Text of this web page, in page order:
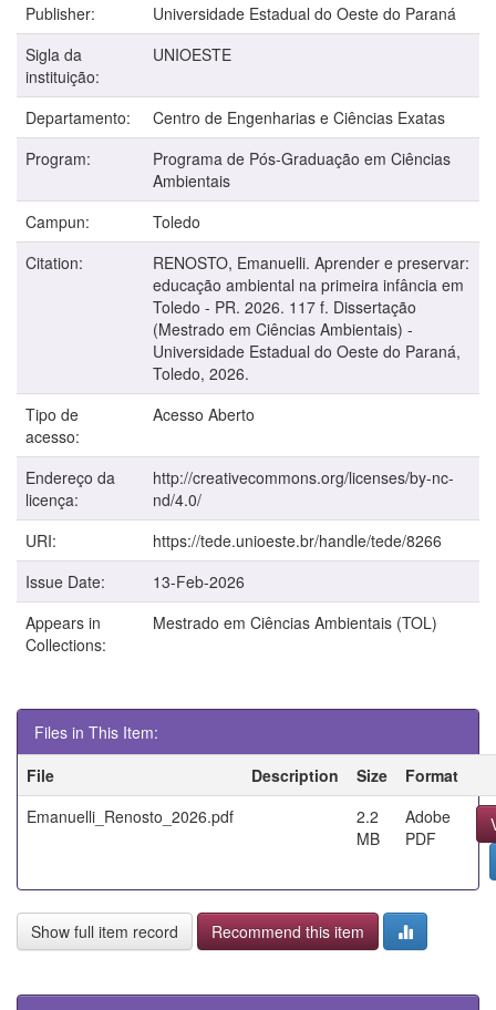
Publisher:
Universidade Estadual do Oeste do Paraná
Sigla da
instituição:
UNIOESTE
Departamento:
Centro de Engenharias e Ciências Exatas
Program:
Programa de Pós-Graduação em Ciências
Ambientais
Campun:
Toledo
Citation:
RENOSTO, Emanuelli. Aprender e preservar:
educação ambiental na primeira infância em
Toledo - PR. 2026. 117 f. Dissertação
(Mestrado em Ciências Ambientais) -
Universidade Estadual do Oeste do Paraná,
Toledo, 2026.
Tipo de
acesso:
Acesso Aberto
Endereço da
licença:
http://creativecommons.org/licenses/by-nc-
nd/4.0/
URI:
https://tede.unioeste.br/handle/tede/8266
Issue Date:
13-Feb-2026
Appears in
Collections:
Mestrado em Ciências Ambientais (TOL)
Files in This Item:
File
Description Size
Format
Emanuelli_Renosto_2026.pdf
2.2
MB
Adobe
PDF
Show full item record Recommend this item